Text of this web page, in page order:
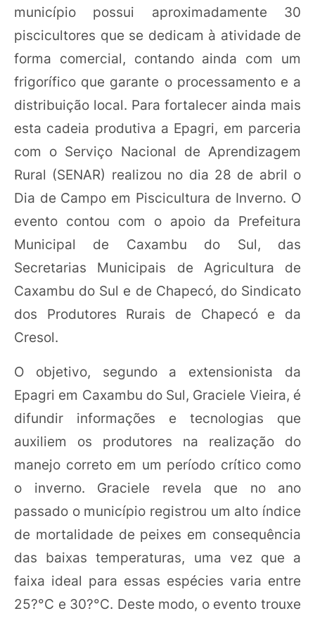
município possui aproximadamente 30
piscicultores que se dedicam à atividade de
forma comercial, contando ainda com um
frigorífico que garante o processamento e a
distribuição local. Para fortalecer ainda mais
esta cadeia produtiva a Epagri, em parceria
com o Serviço Nacional de Aprendizagem
Rural (SENAR) realizou no dia 28 de abril o
Dia de Campo em Piscicultura de Inverno. O
evento contou com o apoio da Prefeitura
Municipal de Caxambu do Sul, das
Secretarias Municipais de Agricultura de
Caxambu do Sul e de Chapecó, do Sindicato
dos Produtores Rurais de Chapecó e da
Cresol.
O objetivo, segundo a extensionista da
Epagri em Caxambu do Sul, Graciele Vieira, é
difundir informações e tecnologias que
auxiliem os produtores na realização do
manejo correto em um período crítico como
o inverno. Graciele revela que no ano
passado o município registrou um alto índice
de mortalidade de peixes em consequência
das baixas temperaturas, uma vez que a
faixa ideal para essas espécies varia entre
25?°C e 30?°C. Deste modo, o evento trouxe